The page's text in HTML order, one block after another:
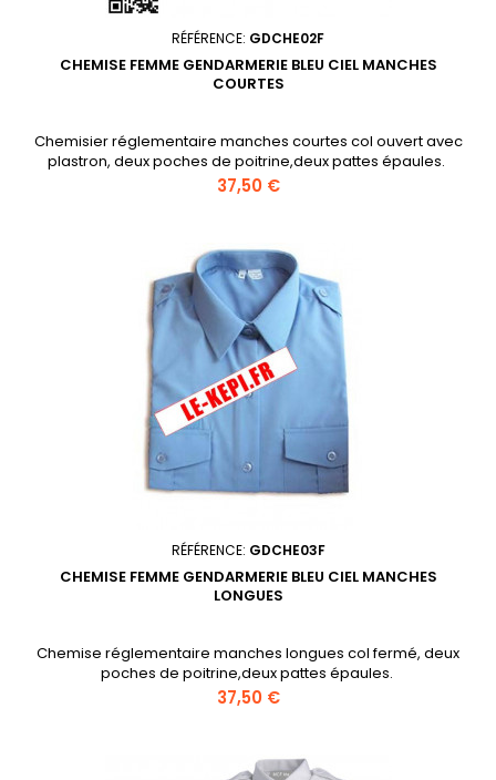
RÉFÉRENCE: GDCHE02F
CHEMISE FEMME GENDARMERIE BLEU CIEL MANCHES
COURTES
Chemisier réglementaire manches courtes col ouvert avec
plastron, deux poches de poitrine,deux pattes épaules.
Prix
37,50 €
RÉFÉRENCE: GDCHE03F
CHEMISE FEMME GENDARMERIE BLEU CIEL MANCHES
LONGUES
Chemise réglementaire manches longues col fermé, deux
poches de poitrine,deux pattes épaules.
Prix
37,50 €